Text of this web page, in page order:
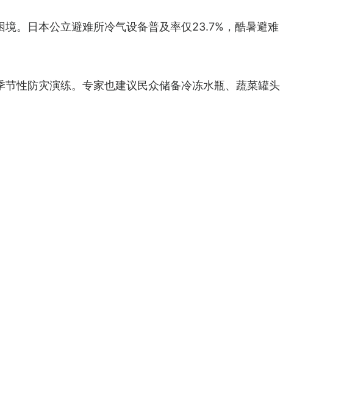
。日本公立避难所冷气设备普及率仅23.7%，酷暑避难
性防灾演练。专家也建议民众储备冷冻水瓶、蔬菜罐头